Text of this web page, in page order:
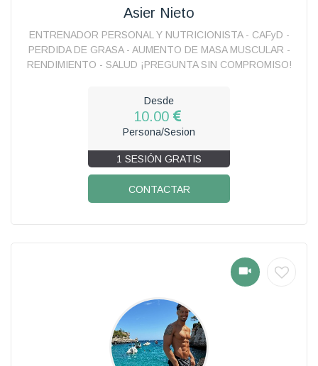
Asier Nieto
ENTRENADOR PERSONAL Y NUTRICIONISTA - CAFyD -
PERDIDA DE GRASA - AUMENTO DE MASA MUSCULAR -
RENDIMIENTO - SALUD ¡PREGUNTA SIN COMPROMISO!
Desde
10.00
Persona/Sesion
1 SESIÓN GRATIS
CONTACTAR